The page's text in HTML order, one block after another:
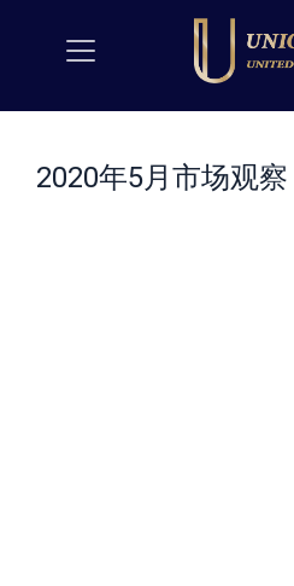
2020年5月市场观察